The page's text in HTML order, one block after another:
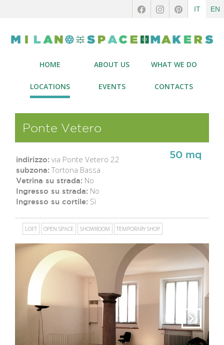
IT EN
HOME ABOUT US WHAT WE DO
LOCATIONS EVENTS CONTACTS
Ponte Vetero
50 mq
indirizzo: via Ponte Vetero 22
subzona: Tortona Bassa
Vetrina su strada: No
Ingresso su strada: No
Ingresso su cortile: Sì
LOFT OPEN SPACE SHOWROOM TEMPORARY SHOP